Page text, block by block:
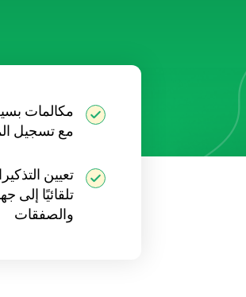
مكالمات
مع تسجيل
تعيين
تلقائيًا إلى
والصفقات